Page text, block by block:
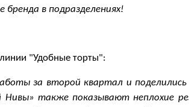
бренда в подразделениях!
"Удобные торты":
за второй квартал и
Нивы» также показывают